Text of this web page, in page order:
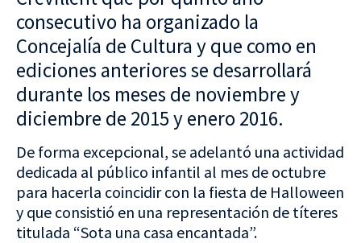
consecutivo ha organizado la
Concejalía de Cultura y que como en
ediciones anteriores se desarrollará
durante los meses de noviembre y
diciembre de 2015 y enero 2016.
De forma excepcional, se adelantó una actividad
dedicada al público infantil al mes de octubre
para hacerla coincidir con la fiesta de Halloween
y que consistió en una representación de títeres
titulada “Sota una casa encantada”.